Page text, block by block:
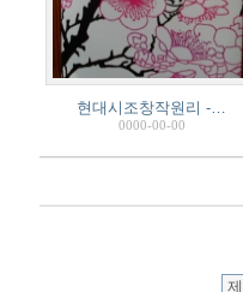
현대시조창작원리 -…
0000-00-00